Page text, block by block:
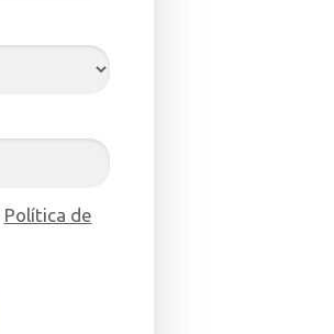
Política de